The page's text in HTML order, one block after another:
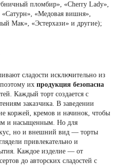
пломбир», «Cherry Lady»,
«Медовая вишня»,
Мак», «Эстерхази» и другие);
сладости исключительно из
их продукция безопасна
Каждый торт создается с
заказчика. В заведении
коржей, кремов и начинок, чтобы
и насыщенным. Но для
но и внешний вид — торты
привлекательно и
Каждое изделие — от
до авторских сладостей с